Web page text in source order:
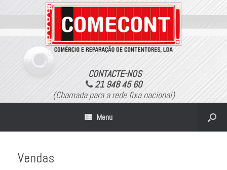
CONTACTE-NOS
21 948 45 60
(Chamada para a rede fixa nacional)
Menu
Vendas